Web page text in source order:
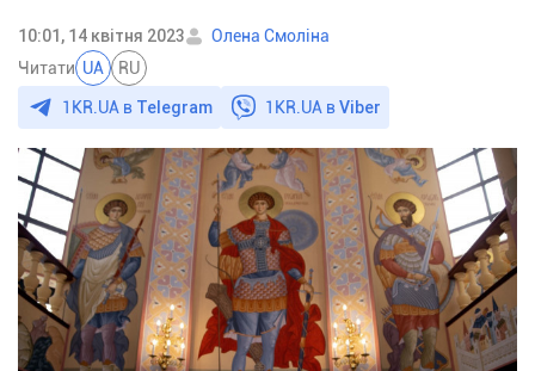
10:01, 14 квітня 2023
Олена Смоліна
Читати UA RU
1KR.UA в Telegram 1KR.UA вViber